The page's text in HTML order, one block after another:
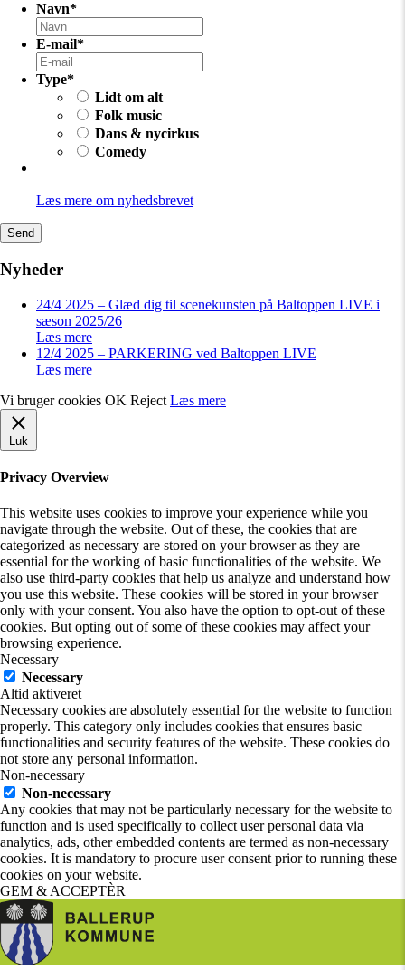
Navn*
E-mail*
Type*
Lidt om alt
Folk music
Dans & nycirkus
Comedy
Læs mere om nyhedsbrevet
Send
Nyheder
24/4 2025 – Glæd dig til scenekunsten på Baltoppen LIVE i
sæson 2025/26
Læs mere
12/4 2025 – PARKERING ved Baltoppen LIVE
Læs mere
Vi bruger cookies OK Reject Læs mere
Luk
Privacy Overview
This website uses cookies to improve your experience while you
navigate through the website. Out of these, the cookies that are
categorized as necessary are stored on your browser as they are
essential for the working of basic functionalities of the website. We
also use third-party cookies that help us analyze and understand how
you use this website. These cookies will be stored in your browser
only with your consent. You also have the option to opt-out of these
cookies. But opting out of some of these cookies may affect your
browsing experience.
Necessary
Necessary
Altid aktiveret
Necessary cookies are absolutely essential for the website to function
properly. This category only includes cookies that ensures basic
functionalities and security features of the website. These cookies do
not store any personal information.
Non-necessary
Non-necessary
Any cookies that may not be particularly necessary for the website to
function and is used specifically to collect user personal data via
analytics, ads, other embedded contents are termed as non-necessary
cookies. It is mandatory to procure user consent prior to running these
cookies on your website.
GEM & ACCEPTÈR